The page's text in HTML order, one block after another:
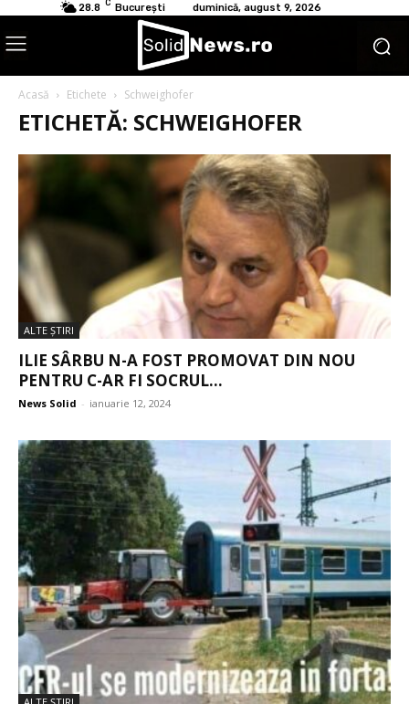
28.8 C București duminică, august 9, 2026
Acasă Etichete Schweighofer
ETICHETĂ: SCHWEIGHOFER
ALTE ŞTIRI
ILIE SÂRBU N-A FOST PROMOVAT DIN NOU
PENTRU C-AR FI SOCRUL...
News Solid - ianuarie 12, 2024